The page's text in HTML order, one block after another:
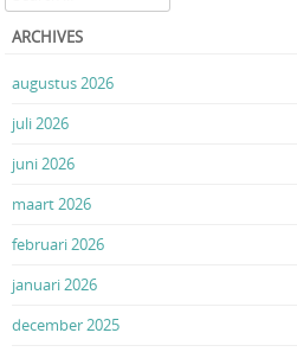
ARCHIVES
augustus 2026
juli 2026
juni 2026
maart 2026
februari 2026
januari 2026
december 2025